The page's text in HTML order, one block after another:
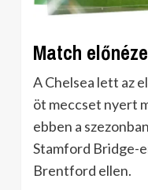
Match
A Chelsea lett az
öt meccset nyert
ebben a
Stamford Bridge-
Brentford ellen.